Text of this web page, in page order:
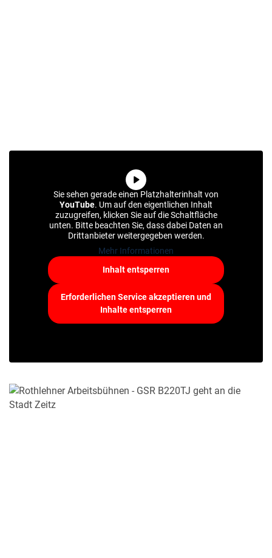
Sie sehen gerade einen Platzhalterinhalt von
YouTube. Um auf den eigentlichen Inhalt
zuzugreifen, klicken Sie auf die Schaltfläche
unten. Bitte beachten Sie, dass dabei Daten an
Drittanbieter weitergegeben werden.
Mehr Informationen
Inhalt entsperren
Erforderlichen Service akzeptieren und
Inhalte entsperren